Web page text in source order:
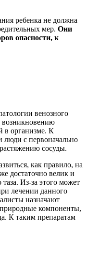
ребенка не должна
мер. Они
опасности, к
венозного
возникновению
в организме. К
люди с первоначально
сосуды.
как правило, на
достаточно велик и
Из-за этого может
лечении данного
назначают
природные компоненты,
К таким препаратам